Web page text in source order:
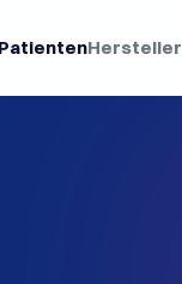
PatientenHersteller